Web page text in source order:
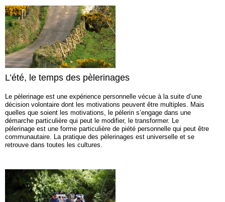
L’été, le temps des pèlerinages
Le pèlerinage est une expérience personnelle vécue à la suite d’une
décision volontaire dont les motivations peuvent être multiples. Mais
quelles que soient les motivations, le pèlerin s’engage dans une
démarche particulière qui peut le modifier, le transformer. Le
pèlerinage est une forme particulière de piété personnelle qui peut être
communautaire. La pratique des pèlerinages est universelle et se
retrouve dans toutes les cultures.